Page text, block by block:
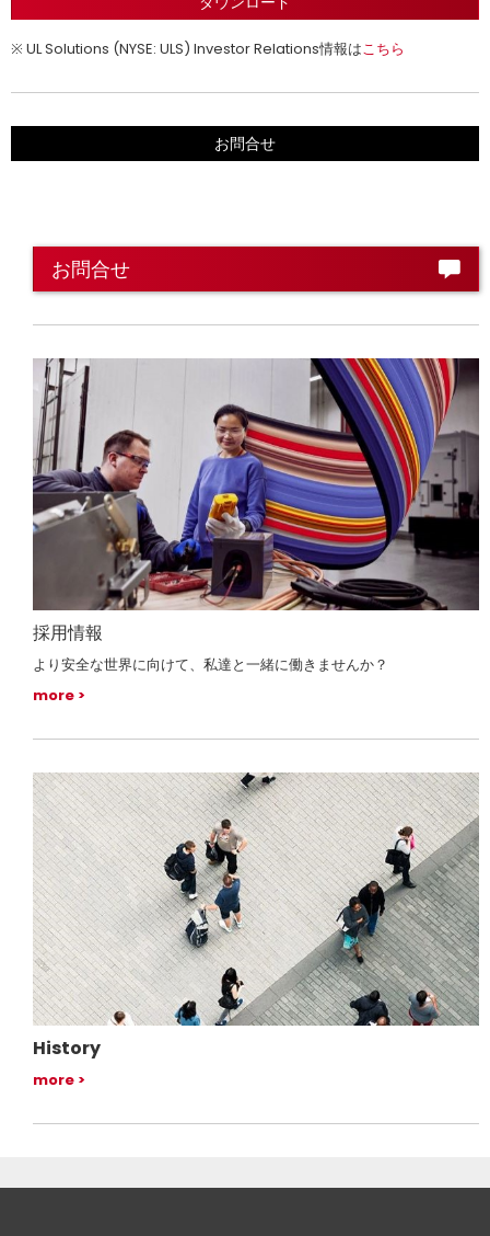
※ UL Solutions (NYSE: ULS) Investor Relations情報はこちら
お問合せ
お問合せ
採用情報
より安全な世界に向けて、私達と一緒に働きませんか？
more
History
more